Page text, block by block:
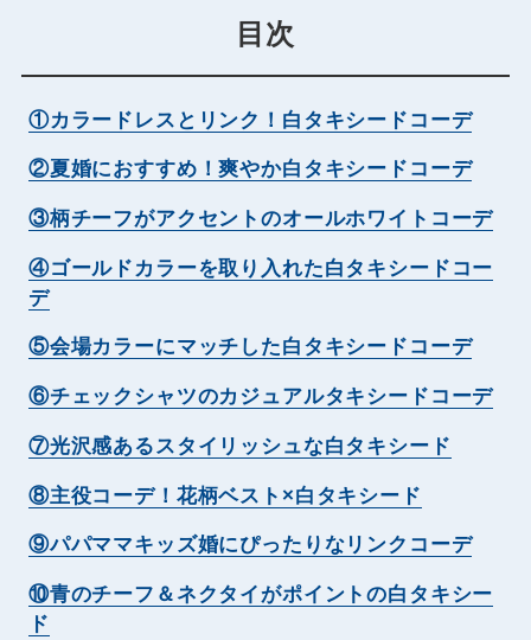
目次
①カラードレスとリンク！白タキシードコーデ
②夏婚におすすめ！爽やか白タキシードコーデ
③柄チーフがアクセントのオールホワイトコーデ
④ゴールドカラーを取り入れた白タキシードコー
デ
⑤会場カラーにマッチした白タキシードコーデ
⑥チェックシャツのカジュアルタキシードコーデ
⑦光沢感あるスタイリッシュな白タキシード
⑧主役コーデ！花柄ベスト×白タキシード
⑨パパママキッズ婚にぴったりなリンクコーデ
⑩青のチーフ＆ネクタイがポイントの白タキシー
ド